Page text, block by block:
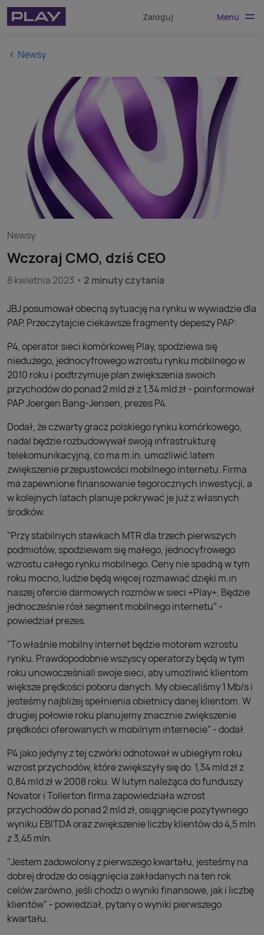
Zaloguj Menu
Newsy
Newsy
Wczoraj CMO, dziś CEO
8 kwietnia 2023 2 minuty czytania
JBJ posumował obecną sytuację na rynku w wywiadzie dla
PAP. Przeczytajcie ciekawsze fragmenty depeszy PAP:
P4, operator sieci komórkowej Play, spodziewa się
niedużego, jednocyfrowego wzrostu rynku mobilnego w
2010 roku i podtrzymuje plan zwiększenia swoich
przychodów do ponad 2 mld zł z 1,34 mld zł - poinformował
PAP Joergen Bang-Jensen, prezes P4.
Dodał, że czwarty gracz polskiego rynku komórkowego,
nadal będzie rozbudowywał swoją infrastrukturę
telekomunikacyjną, co ma m.in. umożliwić latem
zwiększenie przepustowości mobilnego internetu. Firma
ma zapewnione finansowanie tegorocznych inwestycji, a
w kolejnych latach planuje pokrywać je już z własnych
środków.
"Przy stabilnych stawkach MTR dla trzech pierwszych
podmiotów, spodziewam się małego, jednocyfrowego
wzrostu całego rynku mobilnego. Ceny nie spadną w tym
roku mocno, ludzie będą więcej rozmawiać dzięki m.in
naszej ofercie darmowych rozmów w sieci +Play+. Będzie
jednocześnie rósł segment mobilnego internetu" -
powiedział prezes.
"To właśnie mobilny internet będzie motorem wzrostu
rynku. Prawdopodobnie wszyscy operatorzy będą w tym
roku unowocześniali swoje sieci, aby umożliwić klientom
większe prędkości poboru danych. My obiecaliśmy 1 Mb/s i
jesteśmy najbliżej spełnienia obietnicy danej klientom. W
drugiej połowie roku planujemy znacznie zwiększenie
prędkości oferowanych w mobilnym internecie" - dodał.
P4 jako jedyny z tej czwórki odnotował w ubiegłym roku
wzrost przychodów, które zwiększyły się do 1,34 mld zł z
0,84 mld zł w 2008 roku. W lutym należąca do funduszy
Novator i Tollerton firma zapowiedziała wzrost
przychodów do ponad 2 mld zł, osiągnięcie pozytywnego
wyniku EBITDA oraz zwiększenie liczby klientów do 4,5 mln
z 3,45 mln.
"Jestem zadowolony z pierwszego kwartału, jesteśmy na
dobrej drodze do osiągnięcia zakładanych na ten rok
celów zarówno, jeśli chodzi o wyniki finansowe, jak i liczbę
klientów" - powiedział, pytany o wyniki pierwszego
kwartału.